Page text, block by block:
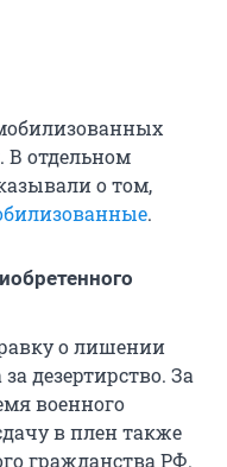
В отдельном
о том,
.
о лишении
дезертирство. За
военного
в плен также
гражданства РФ.